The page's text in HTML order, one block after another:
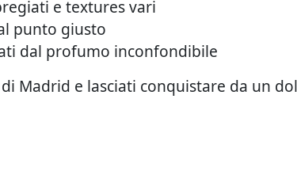
e textures vari
punto giusto
dal profumo inconfondibile
Madrid e lasciati conquistare da un